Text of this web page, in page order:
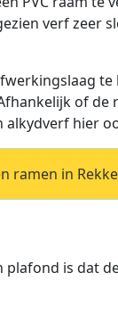
verf zeer
of de
hier
ramen in
plafond is dat